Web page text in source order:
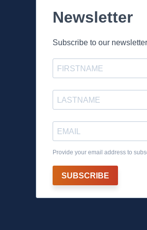
Newsletter
Subscribe to our
Provide your email address to
SUBSCRIBE